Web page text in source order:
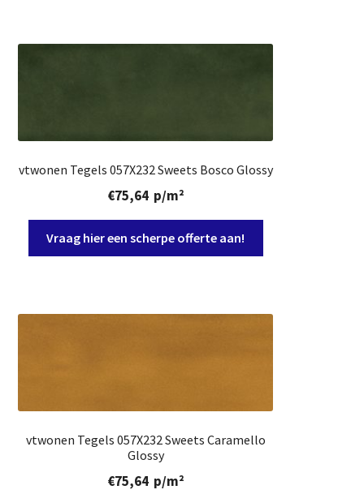
vtwonen Tegels 057X232 Sweets Bosco Glossy
€75,64 p/m²
Vraag hier een scherpe offerte aan!
vtwonen Tegels 057X232 Sweets Caramello
Glossy
€75,64 p/m²